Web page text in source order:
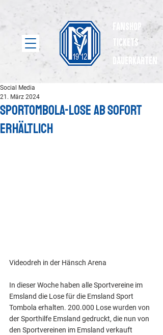
Fanshop
Tickets
dauerkarten
Sportombola-Lose ab sofort
erhältlich
Social Media
21. März 2024
Videodreh in der Hänsch Arena
In dieser Woche haben alle Sportvereine im
Emsland die Lose für die Emsland Sport
Tombola erhalten. 200.000 Lose wurden von
der Sporthilfe Emsland gedruckt, die nun von
den Sportvereinen im Emsland verkauft